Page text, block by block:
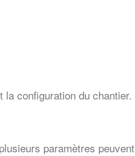
configuration du chantier.
paramètres peuvent